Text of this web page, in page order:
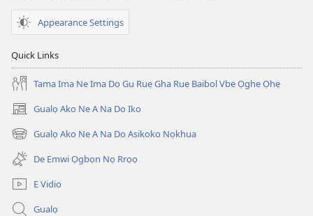
OWA
ỌKHẸ
Appearance Settings
Quick Links
Tama Ima Ne Ima Do Gu Ruẹ Gha Ruẹ Baibol Vbe Ọghe Ọhẹ
Gualọ Ako Ne A Na Do Iko
(opens
new
window)
Gualọ Ako Ne A Na Do Asikoko Nọkhua
(opens
new
window)
De Emwi Ọgbọn Nọ Rrọọ
E Vidio
Gualọ